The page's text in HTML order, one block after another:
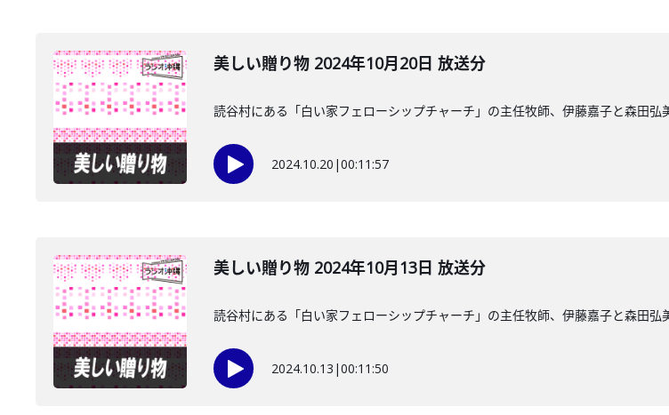
美しい贈り物 2024年10月20日 放送分
読谷村にある「白い家フェローシップチャーチ」の主任牧師、伊藤嘉子と森田
2024.10.20 |00:11:57
美しい贈り物 2024年10月13日 放送分
読谷村にある「白い家フェローシップチャーチ」の主任牧師、伊藤嘉子と森田
2024.10.13 |00:11:50